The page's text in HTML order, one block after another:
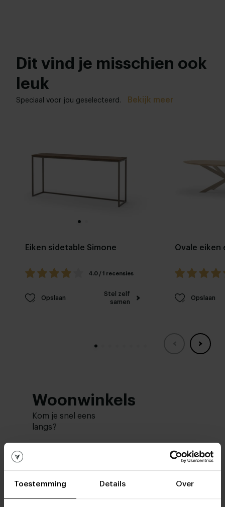
Toestemming Details Over
Dit vind je misschien ook
leuk
Speciaal voor jou geselecteerd. Bekijk meer
Eiken sidetable Simone
4.0 / 1 recensies
Opslaan
Stel zelf
samen
Ovale eiken
Opslaan
Woonwinkels
Kom je snel eens
langs?